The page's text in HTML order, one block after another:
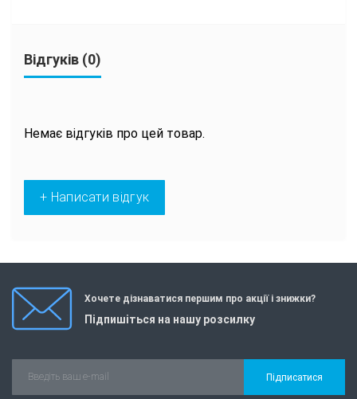
Відгуків (0)
Немає відгуків про цей товар.
+ Написати відгук
Хочете дізнаватися першим про акції і знижки?
Підпишіться на нашу розсилку
Підписатися